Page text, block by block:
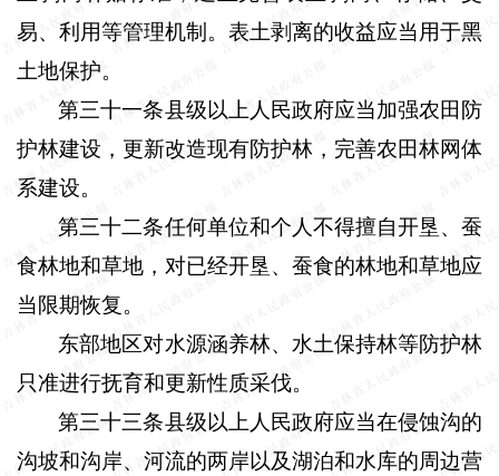
易、利用等管理机制。表土剥离的收益应当用于黑
土地保护。
第三十一条县级以上人民政府应当加强农田防
护林建设，更新改造现有防护林，完善农田林网体
系建设。
第三十二条任何单位和个人不得擅自开垦、蚕
食林地和草地，对已经开垦、蚕食的林地和草地应
当限期恢复。
东部地区对水源涵养林、水土保持林等防护林
只准进行抚育和更新性质采伐。
第三十三条县级以上人民政府应当在侵蚀沟的
沟坡和沟岸、河流的两岸以及湖泊和水库的周边营